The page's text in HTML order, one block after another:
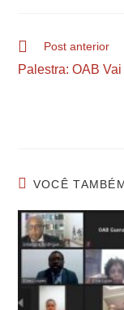
Post anterior
Palestra: OAB
VOCÊ